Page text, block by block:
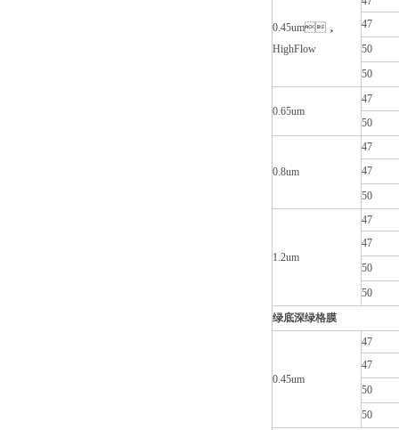
0.45um，
HighFlow
47
50
50
0.65um
47
50
0.8um
47
47
50
1.2um
47
47
50
50
绿底深绿格膜
0.45um
47
47
50
50